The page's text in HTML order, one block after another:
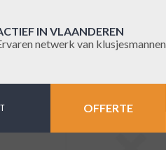
IN VLAANDEREN
netwerk van klusjesmannen
OFFERTE